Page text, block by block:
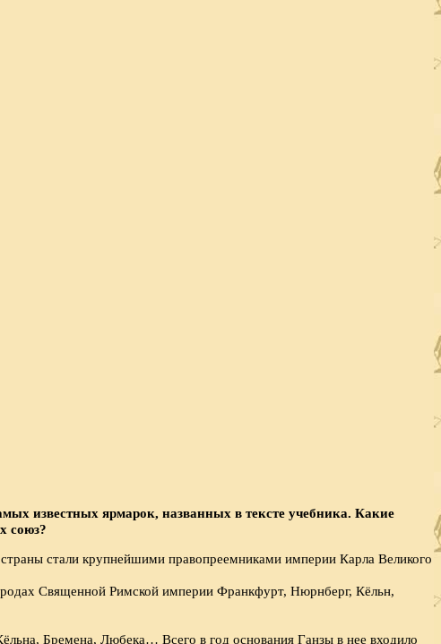
известных ярмарок, названных в тексте учебника. Какие
союз?
стали крупнейшими правопреемниками империи Карла Великого
Священной Римской империи Франкфурт, Нюрнберг, Кёльн,
Бремена, Любека… Всего в год основания Ганзы в нее входило